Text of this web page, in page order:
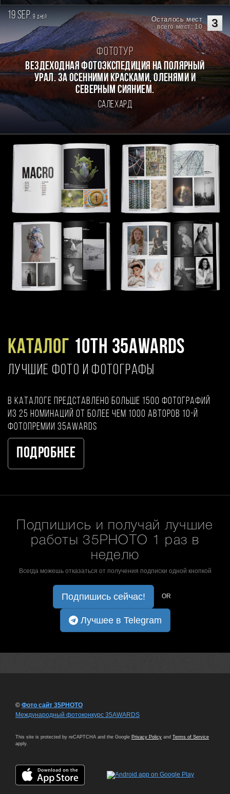
19 sep. 9дней 3
Осталось мест
всего мест: 10
Фототур
Вездеходная фотоэкспедиция на Полярный
Урал. За осенними красками, оленями и
северным сиянием.
Салехард
Каталог 10TH 35AWARDS
ЛУЧШИЕ ФОТО И ФОТОГРАФЫ
В каталоге представлено больше 1500 фотографий
из 25 номинаций от более чем 1000 авторов 10-й
фотопремии 35AWARDS
Подробнее
Подпишись и получай лучшие
работы 35PHOTO 1 раз в
неделю
Всегда можешь отказаться от получения подписки одной кнопкой
Подпишись сейчас! OR
Лучшее в Telegram
© Фото сайт 35PHOTO
Международный фотоконкурс 35AWARDS
This site is protected by reCAPTCHA and the Google Privacy Policy and Terms of Service
apply.